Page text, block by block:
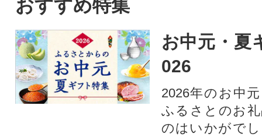
おすすめ特集
お中元・夏
026
2026年のお中
ふるさとのお
のはいかがで